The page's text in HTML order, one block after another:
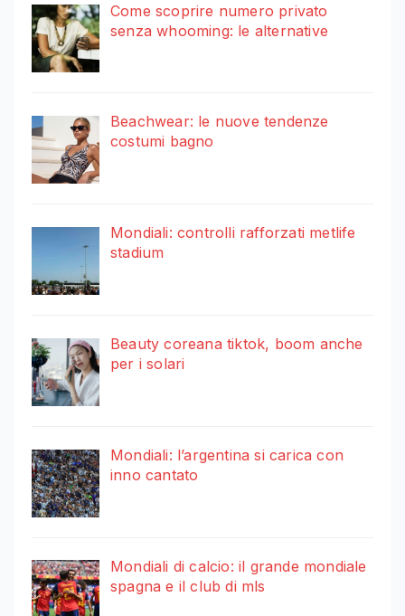
Come scoprire numero privato
senza whooming: le alternative
Beachwear: le nuove tendenze
costumi bagno
Mondiali: controlli rafforzati metlife
stadium
Beauty coreana tiktok, boom anche
per i solari
Mondiali: l’argentina si carica con
inno cantato
Mondiali di calcio: il grande mondiale
spagna e il club di mls